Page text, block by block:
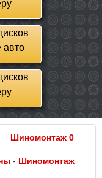
авто
= Шиномонтаж 0
- Шиномонтаж